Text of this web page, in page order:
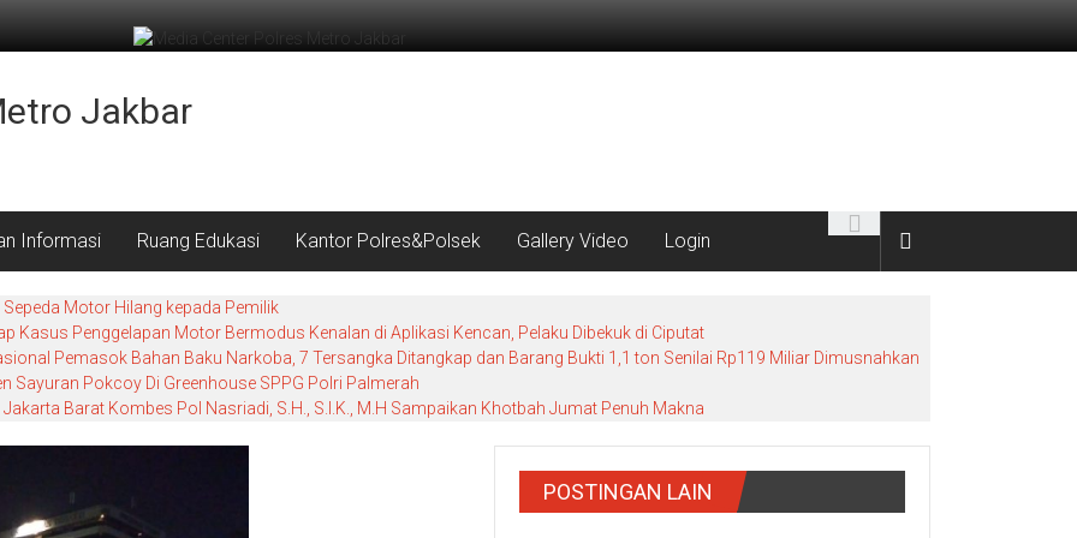
Jakbar
Informasi Ruang Edukasi Kantor Polres&Polsek Gallery Video Login
Motor Hilang kepada Pemilik
Kasus Penggelapan Motor Bermodus Kenalan di Aplikasi Kencan, Pelaku Dibekuk di Ciputat
Pemasok Bahan Baku Narkoba, 7 Tersangka Ditangkap dan Barang Bukti 1,1 ton Senilai Rp119 Miliar Dimusnahkan
Sayuran Pokcoy Di Greenhouse SPPG Polri Palmerah
Barat Kombes Pol Nasriadi, S.H., S.I.K., M.H Sampaikan Khotbah Jumat Penuh Makna
POSTINGAN LAIN